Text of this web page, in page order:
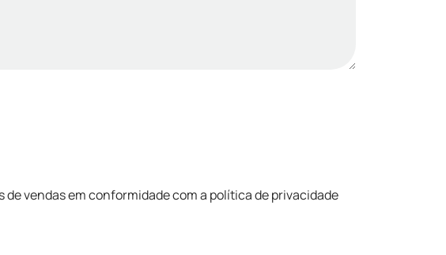
vendas em conformidade com a política de privacidade